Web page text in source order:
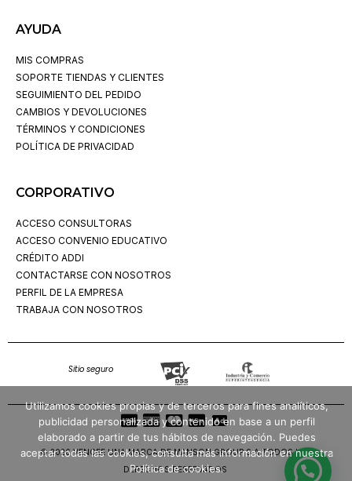
AYUDA
MIS COMPRAS
SOPORTE TIENDAS Y CLIENTES
SEGUIMIENTO DEL PEDIDO
CAMBIOS Y DEVOLUCIONES
TÉRMINOS Y CONDICIONES
POLÍTICA DE PRIVACIDAD
CORPORATIVO
ACCESO CONSULTORAS
ACCESO CONVENIO EDUCATIVO
CRÉDITO ADDI
CONTACTARSE CON NOSOTROS
PERFIL DE LA EMPRESA
TRABAJA CON NOSOTROS
Sitio seguro
© 2026 VENCEE UNA MARCA DE MANSON GROUP S.A TODOS LOS
DERECHOS RESERVADOS
Utilizamos cookies propias y de terceros para fines analíticos,
publicidad personalizada y contenido en base a un perfil
elaborado a partir de tus hábitos de navegación. Puedes
aceptar todas las cookies, consulta más información en nuestra
Política de cookies.